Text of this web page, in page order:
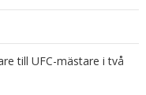
till UFC-mästare i två